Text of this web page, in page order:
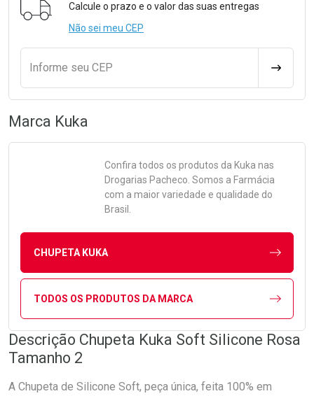
Calcule o prazo e o valor das suas entregas
Não sei meu CEP
Informe seu CEP
Marca Kuka
Confira todos os produtos da Kuka nas
Drogarias Pacheco. Somos a Farmácia
com a maior variedade e qualidade do
Brasil.
CHUPETA KUKA
TODOS OS PRODUTOS DA MARCA
Descrição Chupeta Kuka Soft Silicone Rosa
Tamanho 2
A Chupeta de Silicone Soft, peça única, feita 100% em